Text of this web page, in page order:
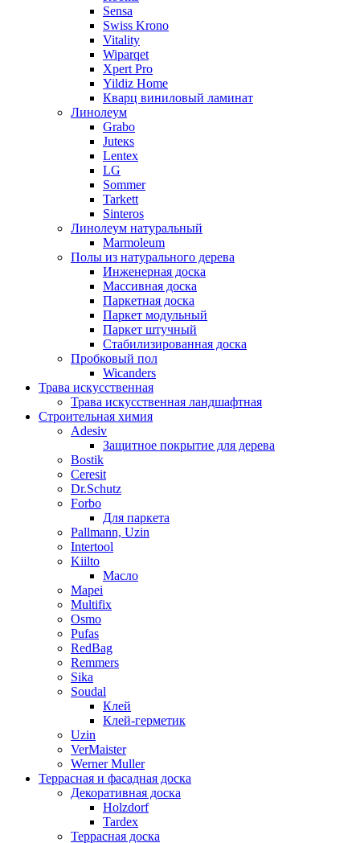
Sensa
Swiss Krono
Vitality
Wiparqet
Xpert Pro
Yildiz Home
Кварц виниловый ламинат
Линолеум
Grabo
Juteкs
Lentex
LG
Sommer
Tarkett
Sinteros
Линолеум натуральный
Marmoleum
Полы из натурального дерева
Инженерная доска
Массивная доска
Паркетная доска
Паркет модульный
Паркет штучный
Стабилизированная доска
Пробковый пол
Wicanders
Трава искусственная
Трава искусственная ландшафтная
Строительная химия
Adesiv
Защитное покрытие для дерева
Bostik
Ceresit
Dr.Schutz
Forbo
Для паркета
Pallmann, Uzin
Intertool
Kiilto
Масло
Mapei
Multifix
Osmo
Pufas
RedBag
Remmers
Sika
Soudal
Клей
Клей-герметик
Uzin
VerMaister
Werner Muller
Террасная и фасадная доска
Декоративная доска
Holzdorf
Tardex
Террасная доска